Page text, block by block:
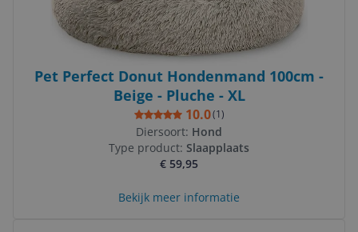
Pet Perfect Donut Hondenmand 100cm -
Beige - Pluche - XL
10.0(1)
Diersoort: Hond
Type product: Slaapplaats
€ 59,95
Bekijk meer informatie